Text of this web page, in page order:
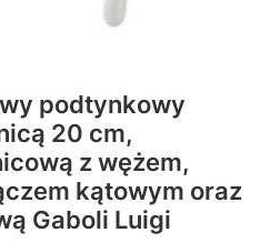
podtynkowy
20 cm,
z wężem,
kątowym oraz
Gaboli Luigi